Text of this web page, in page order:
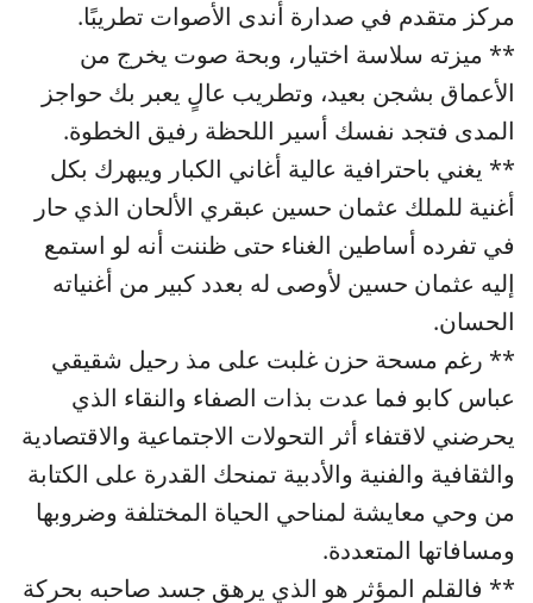
مركز متقدم في صدارة أندى الأصوات تطريبًا.
** ميزته سلاسة اختيار، وبحة صوت يخرج من
الأعماق بشجن بعيد، وتطريب عالٍ يعبر بك حواجز
المدى فتجد نفسك أسير اللحظة رفيق الخطوة.
** يغني باحترافية عالية أغاني الكبار ويبهرك بكل
أغنية للملك عثمان حسين عبقري الألحان الذي حار
في تفرده أساطين الغناء حتى ظننت أنه لو استمع
إليه عثمان حسين لأوصى له بعدد كبير من أغنياته
الحسان.
** رغم مسحة حزن غلبت على مذ رحيل شقيقي
عباس كابو فما عدت بذات الصفاء والنقاء الذي
يحرضني لاقتفاء أثر التحولات الاجتماعية والاقتصادية
والثقافية والفنية والأدبية تمنحك القدرة على الكتابة
من وحي معايشة لمناحي الحياة المختلفة وضروبها
ومسافاتها المتعددة.
** فالقلم المؤثر هو الذي يرهق جسد صاحبه بحركة